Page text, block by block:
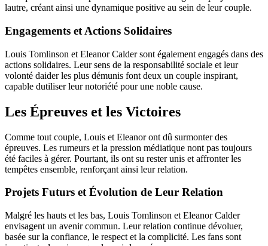
lautre, créant ainsi une dynamique positive au sein de leur couple.
Engagements et Actions Solidaires
Louis Tomlinson et Eleanor Calder sont également engagés dans des
actions solidaires. Leur sens de la responsabilité sociale et leur
volonté daider les plus démunis font deux un couple inspirant,
capable dutiliser leur notoriété pour une noble cause.
Les Épreuves et les Victoires
Comme tout couple, Louis et Eleanor ont dû surmonter des
épreuves. Les rumeurs et la pression médiatique nont pas toujours
été faciles à gérer. Pourtant, ils ont su rester unis et affronter les
tempêtes ensemble, renforçant ainsi leur relation.
Projets Futurs et Évolution de Leur Relation
Malgré les hauts et les bas, Louis Tomlinson et Eleanor Calder
envisagent un avenir commun. Leur relation continue dévoluer,
basée sur la confiance, le respect et la complicité. Les fans sont